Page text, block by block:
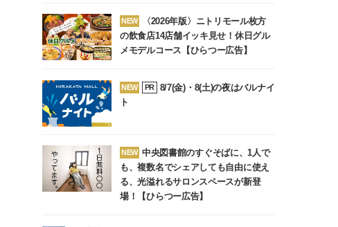
NEW
〈2026年版〉ニトリモール枚方
の飲食店14店舗イッキ見せ！休日グル
メモデルコース【ひらつー広告】
NEW PR
8/7(金)・8(土)の夜はバルナイ
ト
NEW 中央図書館のすぐそばに、1人で
も、複数名でシェアしても自由に使え
る、光溢れるサロンスペースが新登
場！【ひらつー広告】